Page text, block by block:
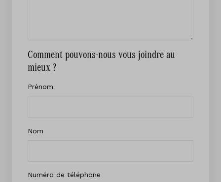
Comment pouvons-nous vous joindre au
mieux ?
Prénom
Nom
Numéro de téléphone